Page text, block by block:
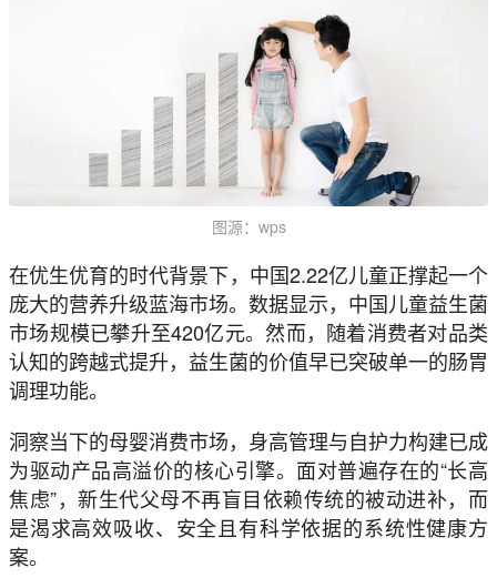
图源：wps
在优生优育的时代背景下，中国2.22亿儿童正撑起一个
庞大的营养升级蓝海市场。数据显示，中国儿童益生菌
市场规模已攀升至420亿元。然而，随着消费者对品类
认知的跨越式提升，益生菌的价值早已突破单一的肠胃
调理功能。
洞察当下的母婴消费市场，身高管理与自护力构建已成
为驱动产品高溢价的核心引擎。面对普遍存在的“长高
焦虑”，新生代父母不再盲目依赖传统的被动进补，而
是渴求高效吸收、安全且有科学依据的系统性健康方
案。